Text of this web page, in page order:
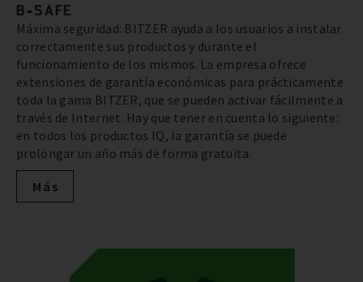
B-SAFE
Máxima seguridad: BITZER ayuda a los usuarios a instalar
correctamente sus productos y durante el
funcionamiento de los mismos. La empresa ofrece
extensiones de garantía económicas para prácticamente
toda la gama BITZER, que se pueden activar fácilmente a
través de Internet. Hay que tener en cuenta lo siguiente:
en todos los productos IQ, la garantía se puede
prolongar un año más de forma gratuita.
Más